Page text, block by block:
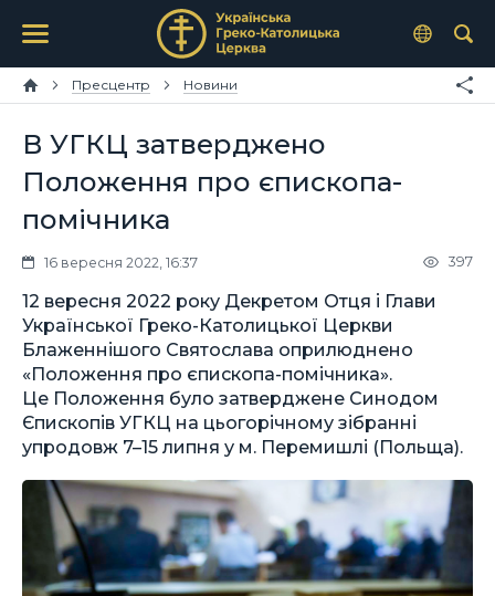
Пресцентр Новини
В УГКЦ затверджено
Положення про єпископа-
помічника
16 вересня 2022, 16:37 397
12 вересня 2022 року Декретом Отця і Глави
Української Греко-Католицької Церкви
Блаженнішого Святослава оприлюднено
«Положення про єпископа-помічника».
Це Положення було затверджене Синодом
Єпископів УГКЦ на цьогорічному зібранні
упродовж 7–15 липня у м. Перемишлі (Польща).